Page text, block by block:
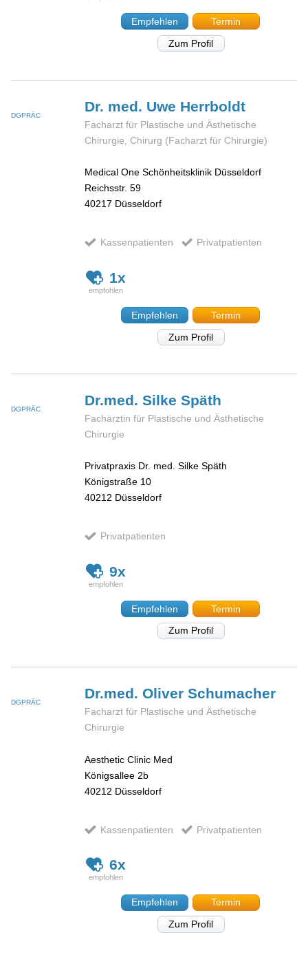
Empfehlen
Termin
Zum Profil
DGPRÄC
Dr. med. Uwe Herrboldt
Facharzt für Plastische und Ästhetische
Chirurgie, Chirurg (Facharzt für Chirurgie)
Medical One Schönheitsklinik Düsseldorf
Reichsstr. 59
40217 Düsseldorf
Kassenpatienten Privatpatienten
1x
Empfehlen
Termin
Zum Profil
DGPRÄC
Dr.med. SilkeSpäth
Fachärztin für Plastische und Ästhetische
Chirurgie
Privatpraxis Dr. med. Silke Späth
Königstraße 10
40212 Düsseldorf
Privatpatienten
9x
Empfehlen
Termin
Zum Profil
DGPRÄC
Dr.med. OliverSchumacher
Facharzt für Plastische und Ästhetische
Chirurgie
Aesthetic Clinic Med
Königsallee 2b
40212 Düsseldorf
Kassenpatienten Privatpatienten
6x
Empfehlen
Termin
Zum Profil